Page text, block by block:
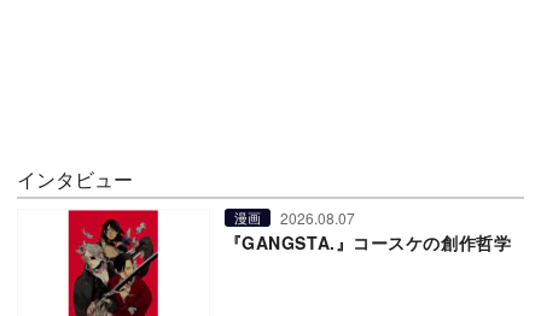
インタビュー
漫画 2026.08.07
『GANGSTA.』コースケの創作哲学